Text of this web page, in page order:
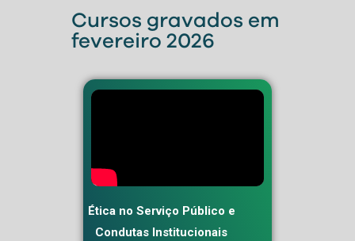
Cursos gravados em
fevereiro 2026
Ética no Serviço Público e
Condutas Institucionais